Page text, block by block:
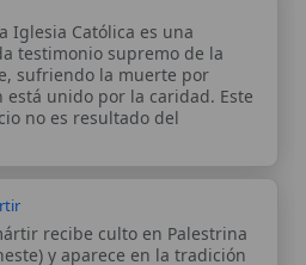
Parte de la red formativa
yCustodio Animae. Con
CC BY-SA(texto). Editado en
7339 . Bajo el patrocinio de San
Acutis.
Categorias
Kit de Prensa
Widgets para tu web